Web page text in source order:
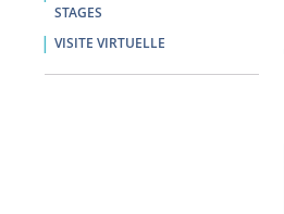
STAGES
VISITE VIRTUELLE